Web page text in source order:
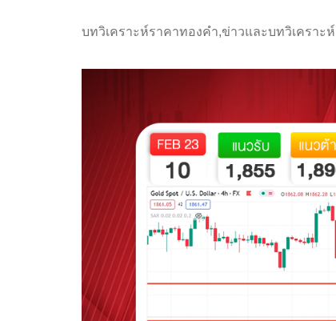
บทวิเคราะห์ราคาทองคำ,ข่าวและบทวิเคราะห์